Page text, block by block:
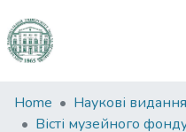
Communities
&
Home